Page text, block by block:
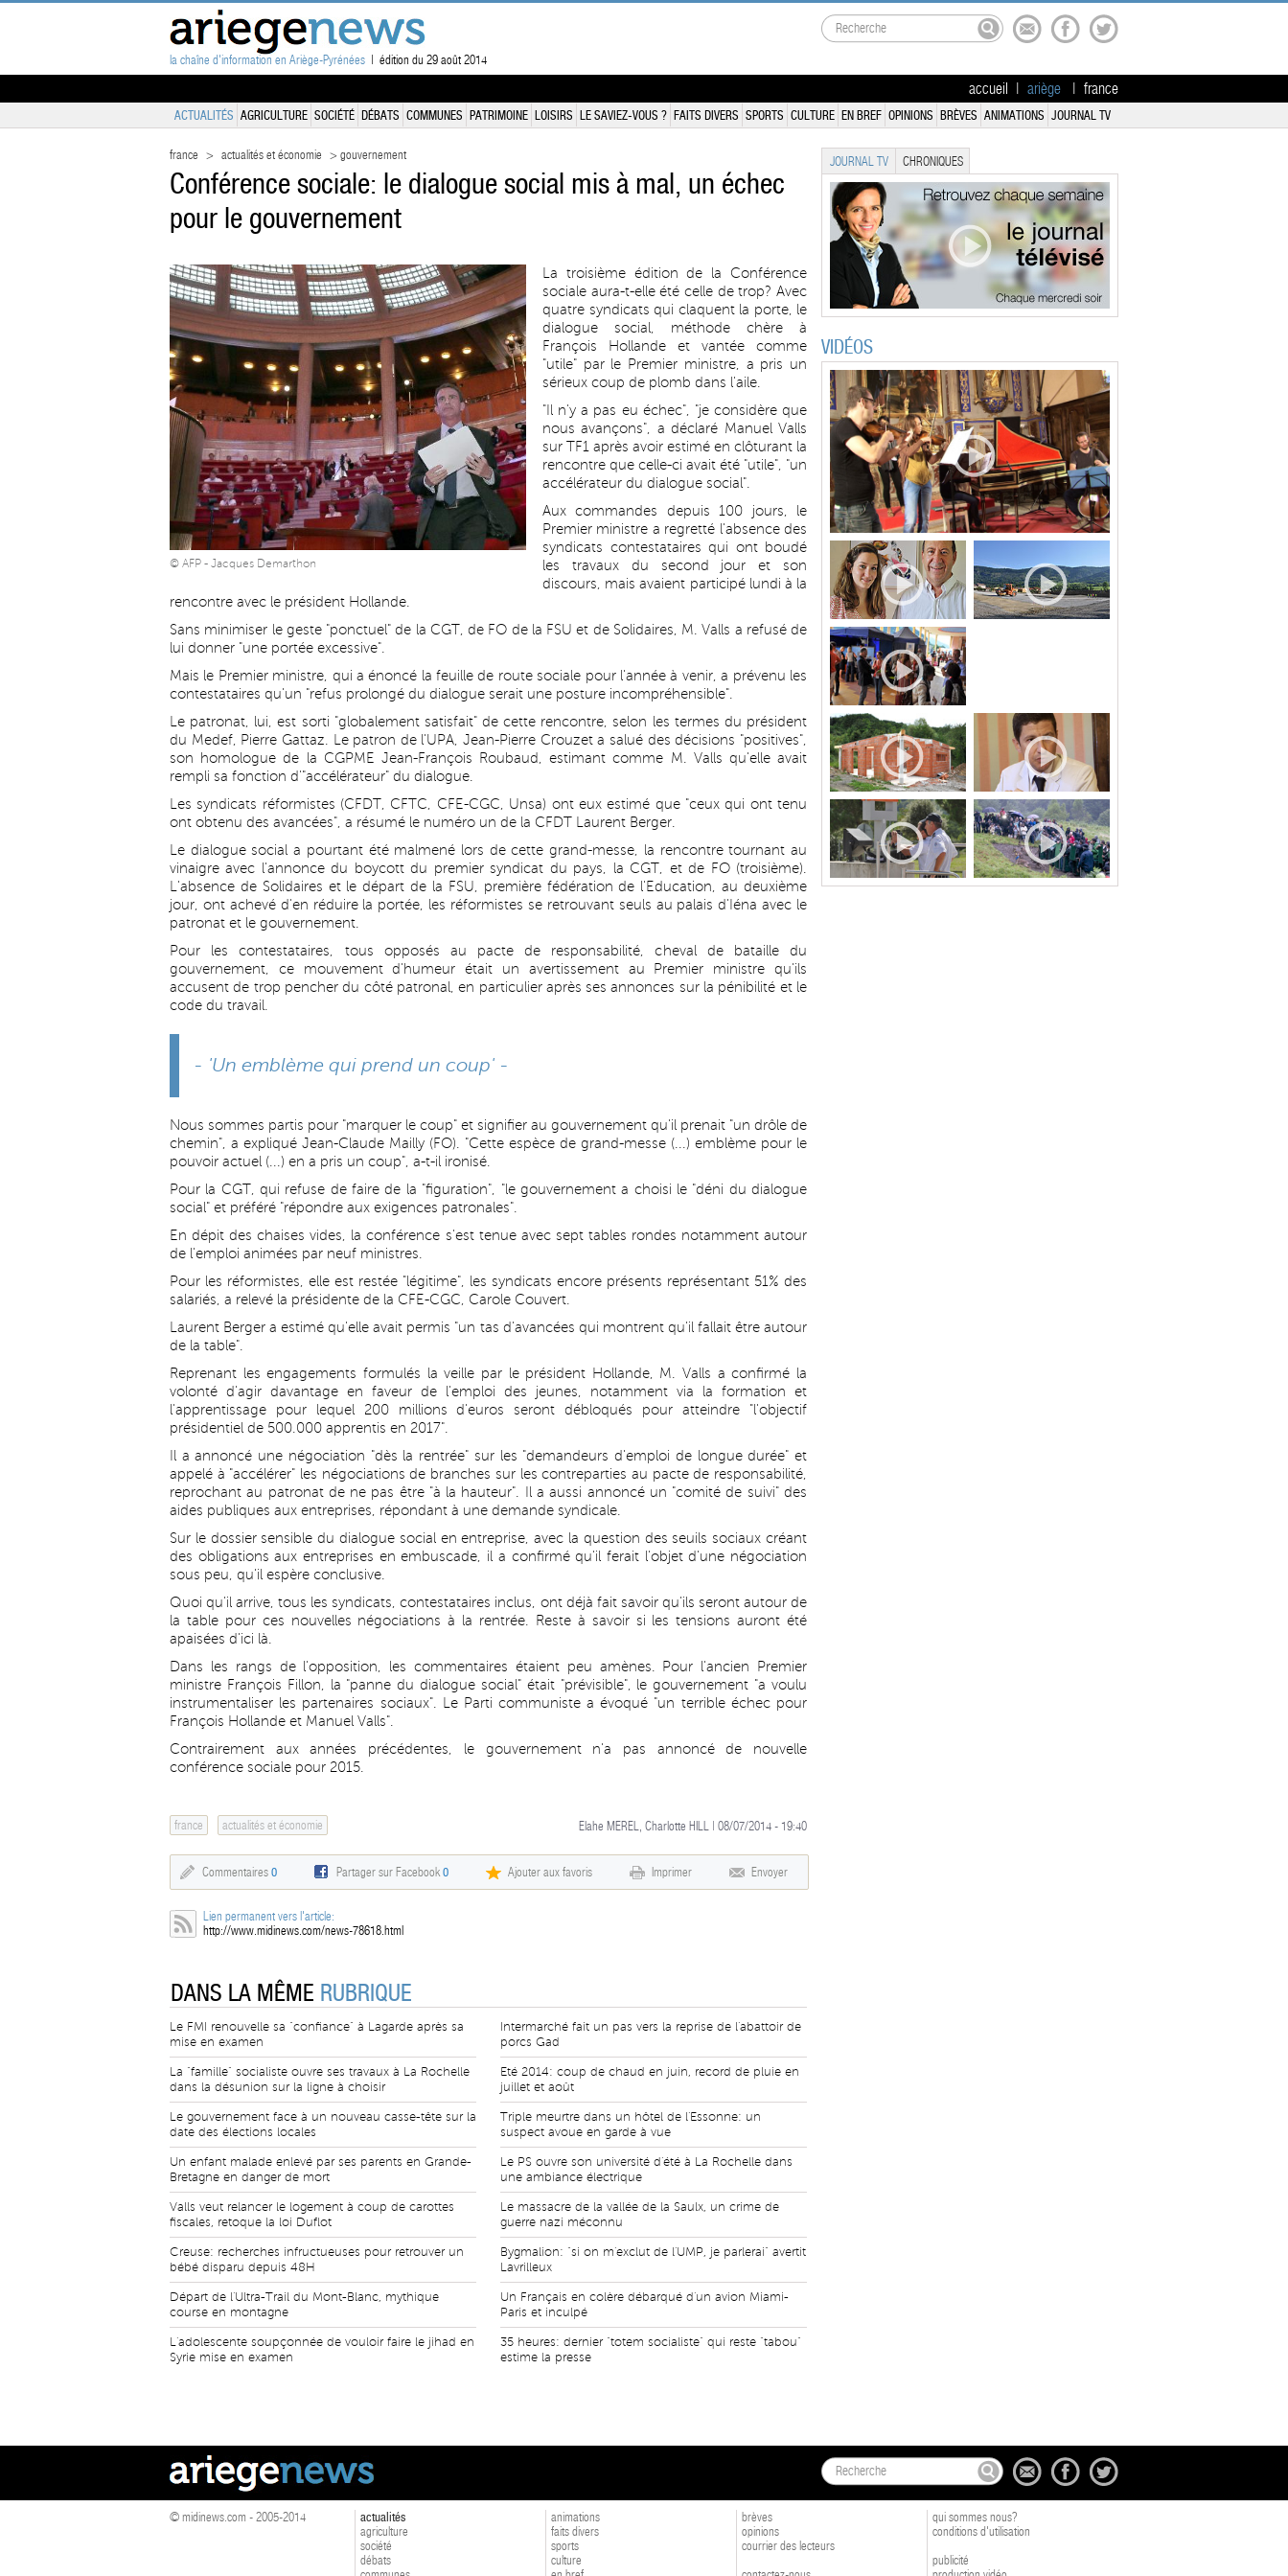
la chaîne d'information en Ariège-Pyrénées | édition du 29 août 2014
accueil ariège france
ACTUALITÉS AGRICULTURE SOCIÉTÉ DÉBATS COMMUNES PATRIMOINE LOISIRS LE SAVIEZ-VOUS ? FAITS DIVERS SPORTS CULTURE EN BREF OPINIONS BRÈVES ANIMATIONS JOURNAL TV
france > actualités et économie > gouvernement
Conférence sociale: le dialogue social mis à mal, un échec
pour le gouvernement
© AFP - Jacques Demarthon
La troisième édition de la Conférence
sociale aura-t-elle été celle de trop? Avec
quatre syndicats qui claquent la porte, le
dialogue social, méthode chère à
François Hollande et vantée comme
"utile" par le Premier ministre, a pris un
sérieux coup de plomb dans l'aile.
"Il n'y a pas eu échec", "je considère que
nous avançons", a déclaré Manuel Valls
sur TF1 après avoir estimé en clôturant la
rencontre que celle-ci avait été "utile", "un
accélérateur du dialogue social".
Aux commandes depuis 100 jours, le
Premier ministre a regretté l'absence des
syndicats contestataires qui ont boudé
les travaux du second jour et son
discours, mais avaient participé lundi à la
rencontre avec le président Hollande.
Sans minimiser le geste "ponctuel" de la CGT, de FO de la FSU et de Solidaires, M. Valls a refusé de
lui donner "une portée excessive".
Mais le Premier ministre, qui a énoncé la feuille de route sociale pour l'année à venir, a prévenu les
contestataires qu'un "refus prolongé du dialogue serait une posture incompréhensible".
Le patronat, lui, est sorti "globalement satisfait" de cette rencontre, selon les termes du président
du Medef, Pierre Gattaz. Le patron de l'UPA, Jean-Pierre Crouzet a salué des décisions "positives",
son homologue de la CGPME Jean-François Roubaud, estimant comme M. Valls qu'elle avait
rempli sa fonction d'"accélérateur" du dialogue.
Les syndicats réformistes (CFDT, CFTC, CFE-CGC, Unsa) ont eux estimé que "ceux qui ont tenu
ont obtenu des avancées", a résumé le numéro un de la CFDT Laurent Berger.
Le dialogue social a pourtant été malmené lors de cette grand-messe, la rencontre tournant au
vinaigre avec l'annonce du boycott du premier syndicat du pays, la CGT, et de FO (troisième).
L'absence de Solidaires et le départ de la FSU, première fédération de l'Education, au deuxième
jour, ont achevé d'en réduire la portée, les réformistes se retrouvant seuls au palais d'Iéna avec le
patronat et le gouvernement.
Pour les contestataires, tous opposés au pacte de responsabilité, cheval de bataille du
gouvernement, ce mouvement d'humeur était un avertissement au Premier ministre qu'ils
accusent de trop pencher du côté patronal, en particulier après ses annonces sur la pénibilité et le
code du travail.
- 'Un emblème qui prend un coup' -
Nous sommes partis pour "marquer le coup" et signifier au gouvernement qu'il prenait "un drôle de
chemin", a expliqué Jean-Claude Mailly (FO). "Cette espèce de grand-messe (...) emblème pour le
pouvoir actuel (...) en a pris un coup", a-t-il ironisé.
Pour la CGT, qui refuse de faire de la "figuration", "le gouvernement a choisi le "déni du dialogue
social" et préféré "répondre aux exigences patronales".
En dépit des chaises vides, la conférence s'est tenue avec sept tables rondes notamment autour
de l'emploi animées par neuf ministres.
Pour les réformistes, elle est restée "légitime", les syndicats encore présents représentant 51% des
salariés, a relevé la présidente de la CFE-CGC, Carole Couvert.
Laurent Berger a estimé qu'elle avait permis "un tas d'avancées qui montrent qu'il fallait être autour
de la table".
Reprenant les engagements formulés la veille par le président Hollande, M. Valls a confirmé la
volonté d'agir davantage en faveur de l'emploi des jeunes, notamment via la formation et
l'apprentissage pour lequel 200 millions d'euros seront débloqués pour atteindre "l'objectif
présidentiel de 500.000 apprentis en 2017".
Il a annoncé une négociation "dès la rentrée" sur les "demandeurs d'emploi de longue durée" et
appelé à "accélérer" les négociations de branches sur les contreparties au pacte de responsabilité,
reprochant au patronat de ne pas être "à la hauteur". Il a aussi annoncé un "comité de suivi" des
aides publiques aux entreprises, répondant à une demande syndicale.
Sur le dossier sensible du dialogue social en entreprise, avec la question des seuils sociaux créant
des obligations aux entreprises en embuscade, il a confirmé qu'il ferait l'objet d'une négociation
sous peu, qu'il espère conclusive.
Quoi qu'il arrive, tous les syndicats, contestataires inclus, ont déjà fait savoir qu'ils seront autour de
la table pour ces nouvelles négociations à la rentrée. Reste à savoir si les tensions auront été
apaisées d'ici là.
Dans les rangs de l'opposition, les commentaires étaient peu amènes. Pour l'ancien Premier
ministre François Fillon, la "panne du dialogue social" était "prévisible", le gouvernement "a voulu
instrumentaliser les partenaires sociaux". Le Parti communiste a évoqué "un terrible échec pour
François Hollande et Manuel Valls".
Contrairement aux années précédentes, le gouvernement n'a pas annoncé de nouvelle
conférence sociale pour 2015.
france actualités et économie Elahe MEREL, Charlotte HILL | 08/07/2014 - 19:40
Commentaires 0 Partager sur Facebook0 Ajouter aux favoris Imprimer Envoyer
Lien permanent vers l'article:
http://www.midinews.com/news-78618.html
DANS LA MÊME RUBRIQUE
Le FMI renouvelle sa "confiance" à Lagarde après sa
mise en examen
La "famille" socialiste ouvre ses travaux à La Rochelle
dans la désunion sur la ligne à choisir
Le gouvernement face à un nouveau casse-tête sur la
date des élections locales
Un enfant malade enlevé par ses parents en Grande-
Bretagne en danger de mort
Valls veut relancer le logement à coup de carottes
fiscales, retoque la loi Duflot
Creuse: recherches infructueuses pour retrouver un
bébé disparu depuis 48H
Départ de l'Ultra-Trail du Mont-Blanc, mythique
course en montagne
L'adolescente soupçonnée de vouloir faire le jihad en
Syrie mise en examen
Intermarché fait un pas vers la reprise de l'abattoir de
porcs Gad
Eté 2014: coup de chaud en juin, record de pluie en
juillet et août
Triple meurtre dans un hôtel de l'Essonne: un
suspect avoue en garde à vue
Le PS ouvre son université d'été à La Rochelle dans
une ambiance électrique
Le massacre de la vallée de la Saulx, un crime de
guerre nazi méconnu
Bygmalion: "si on m'exclut de l'UMP, je parlerai" avertit
Lavrilleux
Un Français en colère débarqué d'un avion Miami-
Paris et inculpé
35 heures: dernier "totem socialiste" qui reste "tabou"
estime la presse
JOURNAL TV CHRONIQUES
VIDÉOS
© midinews.com - 2005-2014
actualités
agriculture
société
débats
animations
faits divers
sports
culture
brèves
opinions
courrier des lecteurs
qui sommes nous?
conditions d'utilisation
publicité